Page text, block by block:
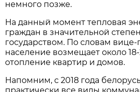
немного позже.
На данный момент тепловая
граждан в значительной
государством. По словам
население возмещает около 18-
отопление квартир и домов.
Напомним, с 2018 года